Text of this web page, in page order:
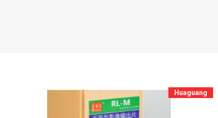
Huaguang